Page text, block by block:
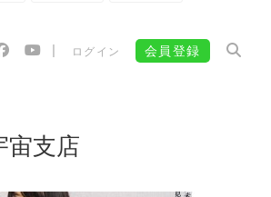
ログイン 会員登録
宙支店